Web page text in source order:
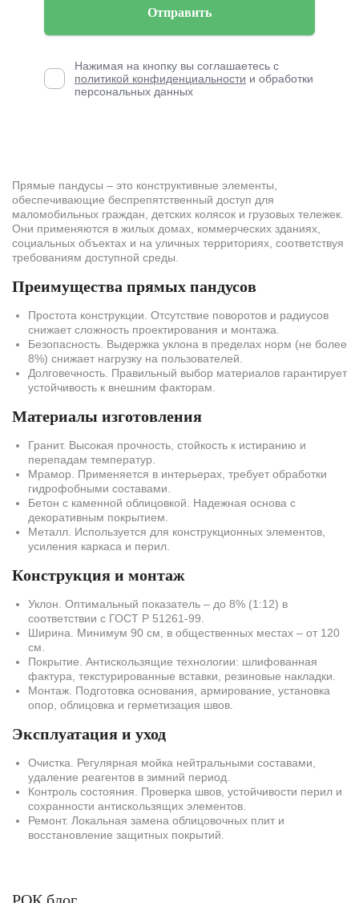
Отправить
Нажимая на кнопку вы соглашаетесь с
политикой конфиденциальности и обработки
персональных данных
Прямые пандусы – это конструктивные элементы,
обеспечивающие беспрепятственный доступ для
маломобильных граждан, детских колясок и грузовых тележек.
Они применяются в жилых домах, коммерческих зданиях,
социальных объектах и на уличных территориях, соответствуя
требованиям доступной среды.
Преимущества прямых пандусов
Простота конструкции. Отсутствие поворотов и радиусов
снижает сложность проектирования и монтажа.
Безопасность. Выдержка уклона в пределах норм (не более
8%) снижает нагрузку на пользователей.
Долговечность. Правильный выбор материалов гарантирует
устойчивость к внешним факторам.
Материалы изготовления
Гранит. Высокая прочность, стойкость к истиранию и
перепадам температур.
Мрамор. Применяется в интерьерах, требует обработки
гидрофобными составами.
Бетон с каменной облицовкой. Надежная основа с
декоративным покрытием.
Металл. Используется для конструкционных элементов,
усиления каркаса и перил.
Конструкция и монтаж
Уклон. Оптимальный показатель – до 8% (1:12) в
соответствии с ГОСТ Р 51261-99.
Ширина. Минимум 90 см, в общественных местах – от 120
см.
Покрытие. Антискользящие технологии: шлифованная
фактура, текстурированные вставки, резиновые накладки.
Монтаж. Подготовка основания, армирование, установка
опор, облицовка и герметизация швов.
Эксплуатация и уход
Очистка. Регулярная мойка нейтральными составами,
удаление реагентов в зимний период.
Контроль состояния. Проверка швов, устойчивости перил и
сохранности антискользящих элементов.
Ремонт. Локальная замена облицовочных плит и
восстановление защитных покрытий.